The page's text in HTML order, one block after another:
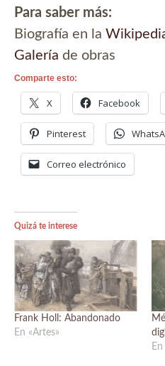
Para saber más:
Biografía en la
Galería de obras
Comparte esto:
X Facebook
Pinterest
Correo electrónico
Quizá te interese
Frank Holl: Abandonado
En «Artes»